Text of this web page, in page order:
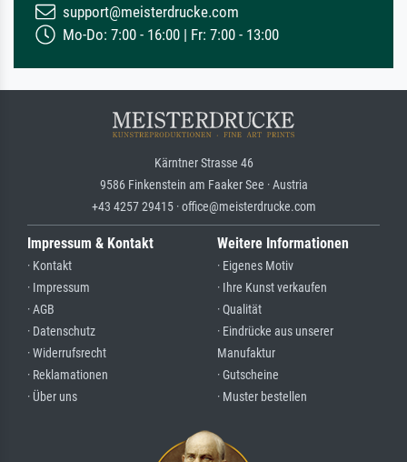
support@meisterdrucke.com
Mo-Do: 7:00 - 16:00 | Fr: 7:00 - 13:00
Kärntner Strasse 46
9586 Finkenstein am Faaker See · Austria
+43 4257 29415 · office@meisterdrucke.com
Impressum & Kontakt
· Kontakt
· Impressum
· AGB
· Datenschutz
· Widerrufsrecht
· Reklamationen
· Über uns
Weitere Informationen
· Eigenes Motiv
· Ihre Kunst verkaufen
· Qualität
· Eindrücke aus unserer
Manufaktur
· Gutscheine
· Muster bestellen